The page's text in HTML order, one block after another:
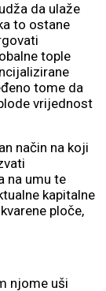
da ulaže
to ostane
tople
tome da
vrijednost
način na koji
na umu te
kapitalne
ploče,
njome uši